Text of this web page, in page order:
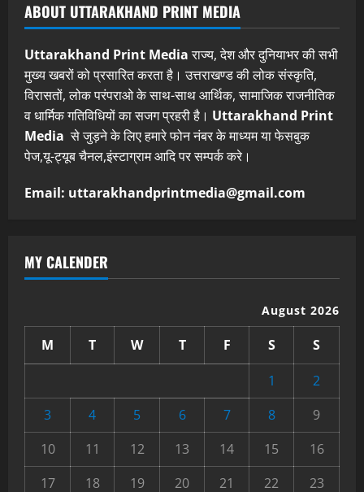
ABOUT UTTARAKHAND PRINT MEDIA
Uttarakhand Print Mediaराज्य, देश और दुनियाभर की सभी
मुख्य खबरों को प्रसारित करता है। उत्तराखण्ड की लोक संस्कृति,
विरासतों, लोक परंपराओ के साथ-साथ आर्थिक, सामाजिक राजनीतिक
व धार्मिक गतिविधियों का सजग प्रहरी है। Uttarakhand Print
Media से जुड़ने के लिए हमारे फोन नंबर के माध्यम या फेसबुक
पेज,यू-ट्यूब चैनल,इंस्टाग्राम आदि पर सम्पर्क करे।
Email: uttarakhandprintmedia@gmail.com
MY CALENDER
August 2026
M T W T F S
S
1
2
3
4 5 6 7 8
9
10
11 12 13 14 15
16
17
18 19 20 21 22 23